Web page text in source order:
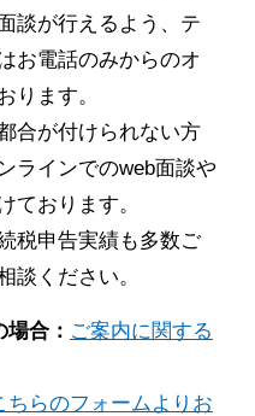
談が行えるよう、テ
お電話のみからのオ
ります。
合が付けられない方
ラインでのweb面談や
ております。
税申告実績も多数ご
談ください。
合： ご案内に関する
ちらのフォームよりお